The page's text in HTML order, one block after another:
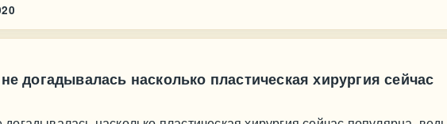
догадывалась насколько пластическая хирургия сейчас